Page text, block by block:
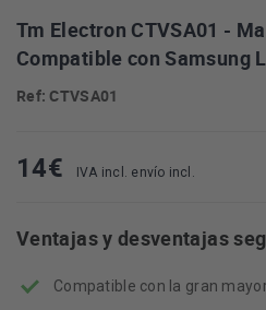
Tm Electron CTVSA01 -
Compatible con Samsung
Ref: CTVSA01
14€ IVA incl. envío incl.
Ventajas y desventajas
Compatible con la gran